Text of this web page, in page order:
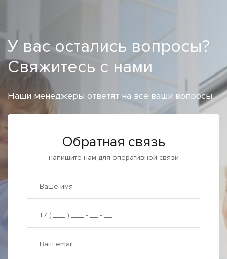
У вас остались вопросы?
Свяжитесь с нами
Наши менеджеры ответят на все ваши вопросы.
Обратная связь
напишите нам для оперативной связи